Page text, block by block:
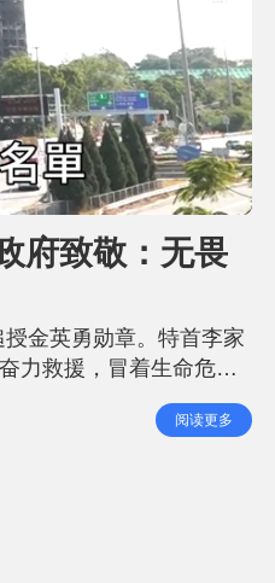
府致敬：无畏
金英勇勋章。特首李家
力救援，冒着生命危险
，因此向他追授金英勇
命危险拯救他人，在与
阅读更多